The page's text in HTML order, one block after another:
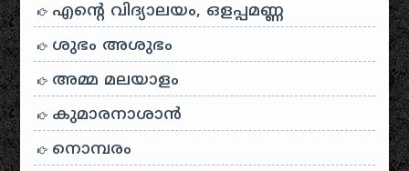
എന്റെ വിദ്യാലയം, ഒളപ്പമണ്ണ
ശുഭം അശുഭം
അമ്മ മലയാളം
കുമാരനാശാൻ
നൊമ്പരം